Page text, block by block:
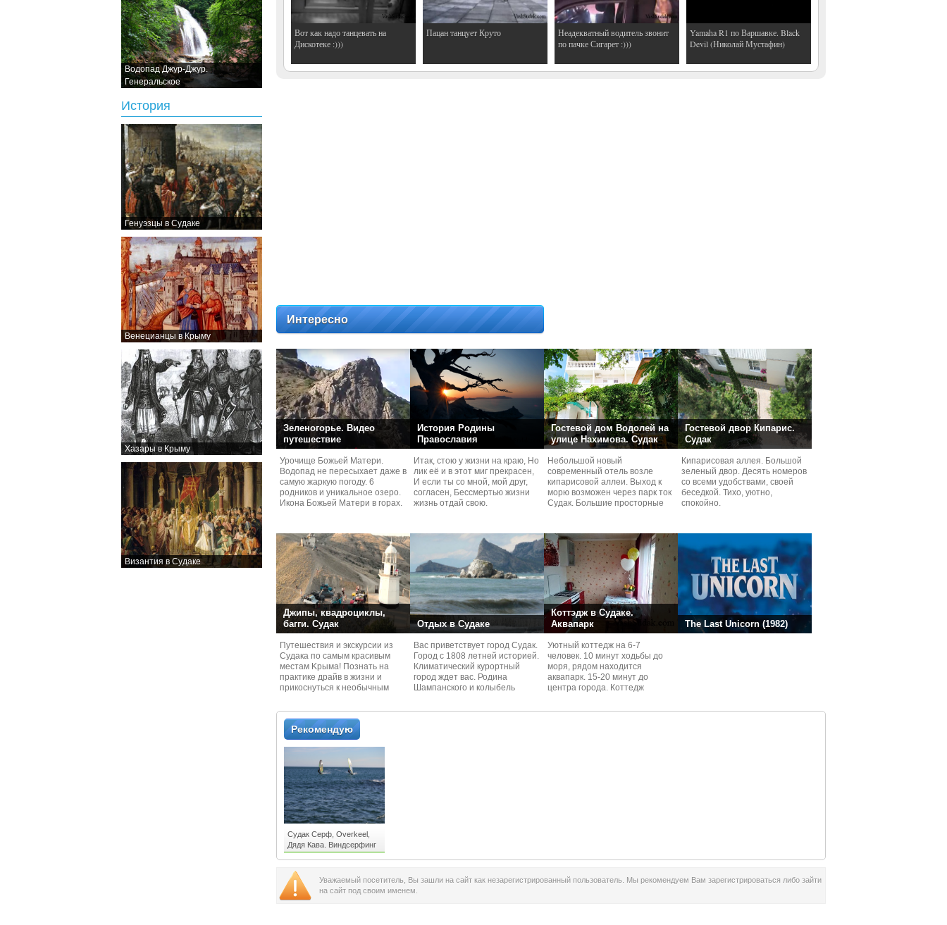
Водопад Джур-Джур.
Генеральское
История
Генуэзцы в Судаке
Венецианцы в Крыму
Хазары в Крыму
Византия в Судаке
Вот как надо танцевать на
Дискотеке :)))
Пацан танцует Круто
Неадекватный водитель звонит
по пачке Сигарет :)))
Yamaha R1 по Варшавке. Black
Devil (Николай Мустафин)
Интересно
Зеленогорье. Видео
путешествие
Урочище Божьей Матери.
Водопад не пересыхает даже в
самую жаркую погоду. 6
родников и уникальное озеро.
Икона Божьей Матери в горах.
История Родины
Православия
Итак, стою у жизни на краю, Но
лик её и в этот миг прекрасен,
И если ты со мной, мой друг,
согласен, Бессмертью жизни
жизнь отдай свою.
Гостевой дом Водолей на
улице Нахимова. Судак
Небольшой новый
современный отель возле
кипарисовой аллеи. Выход к
морю возможен через парк ток
Судaк. Большие просторные
Гостевой двор Кипарис.
Судак
Кипарисовая аллея. Большой
зеленый двор. Десять номеров
со всеми удобствами, своей
беседкой. Тихо, уютно,
спокойно.
Джипы, квадроциклы,
багги. Судак
Путешествия и экскурcии из
Судaка по самым красивым
местам Kрыма! Познать на
практике драйв в жизни и
прикоснуться к необычным
Отдых в Судаке
Вас приветствует город Судак.
Город с 1808 летней историей.
Климатический курортный
город ждет вас. Родина
Шампанского и колыбель
Коттэдж в Судаке.
Аквапарк
Уютный коттедж на 6-7
человек. 10 минут ходьбы до
моря, рядом находится
аквапарк. 15-20 минут до
центра города. Коттедж
The Last Unicorn (1982)
Рекомендую
Судак Серф, Overkeel,
Дядя Кава. Виндсерфинг
клубы Крыма
Уважаемый посетитель, Вы зашли на сайт как незарегистрированный пользователь. Мы рекомендуем Вам зарегистрироваться либо зайти
на сайт под своим именем.